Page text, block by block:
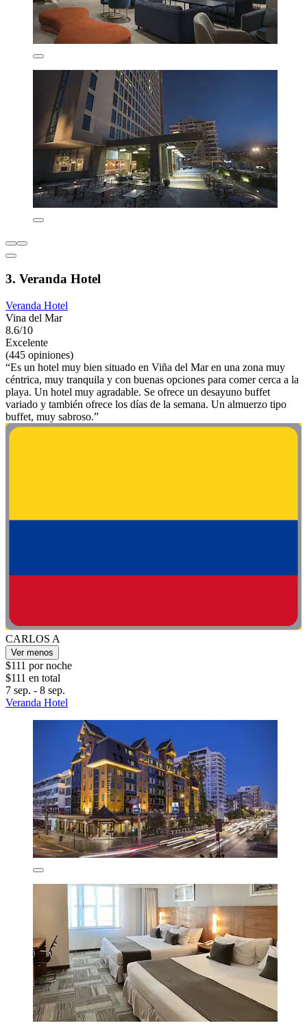
3. Veranda Hotel
Veranda Hotel
Vina del Mar
8.6/10
Excelente
(445 opiniones)
“Es un hotel muy bien situado en Viña del Mar en una zona muy
céntrica, muy tranquila y con buenas opciones para comer cerca a la
playa. Un hotel muy agradable. Se ofrece un desayuno buffet
variado y también ofrece los días de la semana. Un almuerzo tipo
buffet, muy sabroso.”
CARLOS A
Ver menos
$111 por noche
$111 en total
7 sep. - 8 sep.
Veranda Hotel